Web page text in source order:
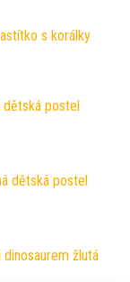
s korálky
dětská postel
dětská postel
žlutá